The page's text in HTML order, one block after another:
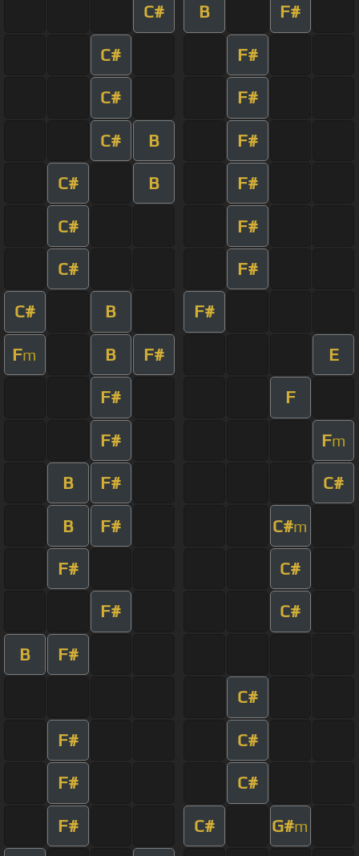
C# B F#
C# F#
C# F#
C# B F#
C# B F#
C# F#
C# F#
C# B F#
Fm B F# E
F# F
F# Fm
B F# C#
B F# C#m
F# C#
F# C#
B F#
C#
F# C#
F# C#
F# C# G#m